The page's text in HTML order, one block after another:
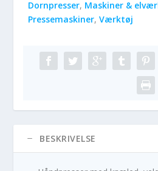
Dornpresser, Maskiner &
Pressemaskiner,Værktøj
BESKRIVELSE